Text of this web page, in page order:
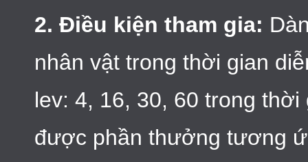
2. Điều kiện tham gia:
nhân vật trong thời gian
lev: 4, 16, 30, 60 trong
được phần thưởng tương